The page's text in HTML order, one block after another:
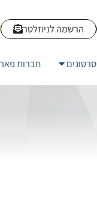
הרשמה לניוזלטר
סרטונים חברות